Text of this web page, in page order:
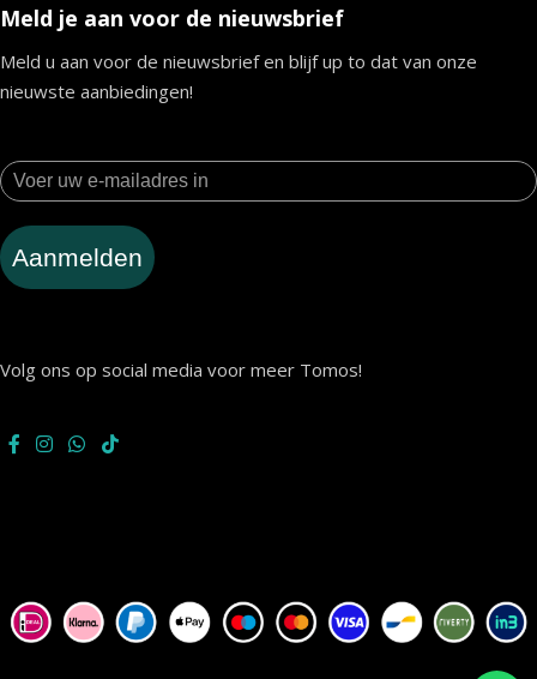
Meld je aan voor de nieuwsbrief
Meld u aan voor de nieuwsbrief en blijf up to dat van onze
nieuwste aanbiedingen!
Aanmelden
Volg ons op social media voor meer Tomos!